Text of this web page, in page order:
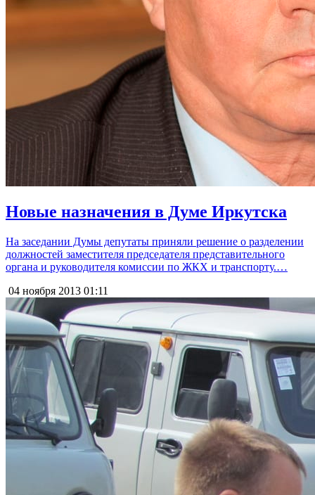
Новые назначения в Думе Иркутска
На заседании Думы депутаты приняли решение о разделении
должностей заместителя председателя представительного
органа и руководителя комиссии по ЖКХ и транспорту.…
04 ноября 2013 01:11